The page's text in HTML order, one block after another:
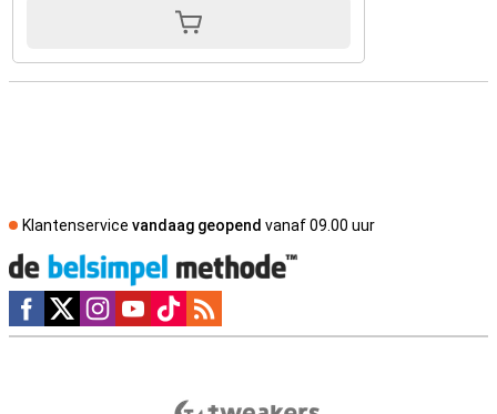
Klantenservice vandaag geopend vanaf 09.00 uur
Social media